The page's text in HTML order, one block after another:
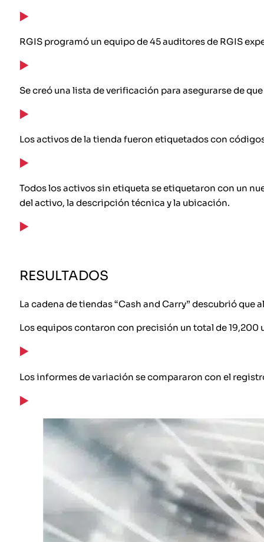
RGIS programó un equipo de 45 auditores de RGIS
Se creó una lista de verificación para asegurarse de
Los activos de la tienda fueron etiquetados con
Todos los activos sin etiqueta se etiquetaron con un
del activo, la descripción técnica y la ubicación.
RESULTADOS
La cadena de tiendas “Cash and Carry” descubrió
Los equipos contaron con precisión un total de 19,200
Los informes de variación se compararon con el